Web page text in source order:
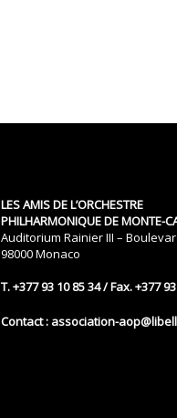
LES AMIS DE L’ORCHESTRE
PHILHARMONIQUE DE MONTE-
Auditorium Rainier III –
98000 Monaco
T. +377 93 10 85 34 / Fax. +377
Contact : association-